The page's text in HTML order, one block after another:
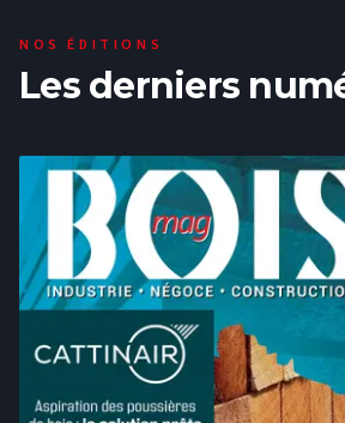
NOS ÉDITIONS
Les derniers